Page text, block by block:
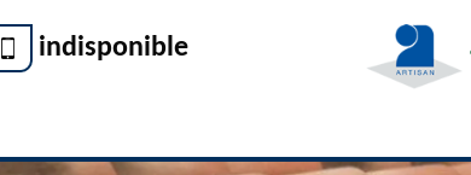
indisponible